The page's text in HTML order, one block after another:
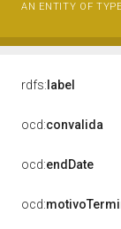
AN ENTITY OF
rdfs: label
ocd:convalida
ocd:endDate
ocd: